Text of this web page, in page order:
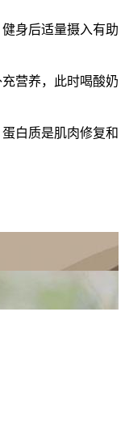
身后适量摄入有助
营养，此时喝酸奶
白质是肌肉修复和